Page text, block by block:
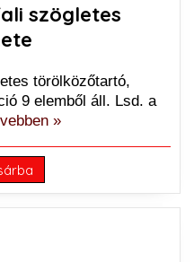
szögletes
törölközőtartó,
9 elemből áll. Lsd. a
»